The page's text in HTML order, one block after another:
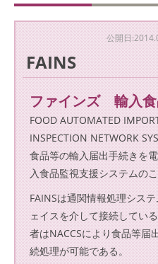
公開日
FAINS
ファインズ 輸入
FOOD AUTOMATED
INSPECTION NETWORK
食品等の輸入届出手続きを
入食品監視支援システムのこ
FAINSは通関情報処理シス
ェイスを介して接続してい
者はNACCSにより食品等届
続処理が可能である。